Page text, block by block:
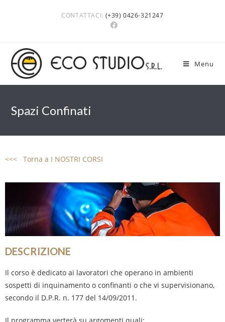
CONTATTACI: (+39) 0426-321247
Menu
Spazi Confinati
<<< Torna a I NOSTRI CORSI
DESCRIZIONE
Il corso è dedicato ai lavoratori che operano in ambienti
sospetti di inquinamento o confinanti o che vi supervisionano,
secondo il D.P.R. n. 177 del 14/09/2011.